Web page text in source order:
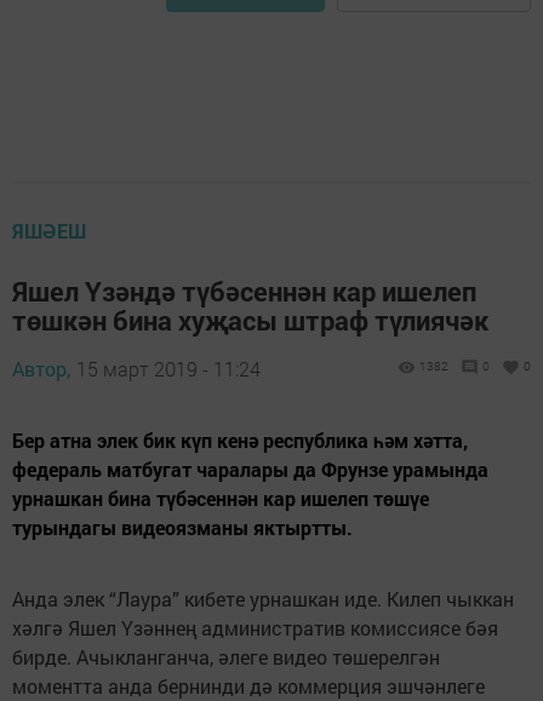
ЯШӘЕШ
Яшел Үзәндә түбәсеннән кар ишелеп
төшкән бина хуҗасы штраф түлиячәк
Автор, 15 март 2019 - 11:24 1382 0 0
Бер атна элек бик күп кенә республика һәм хәтта,
федераль матбугат чаралары да Фрунзе урамында
урнашкан бина түбәсеннән кар ишелеп төшүе
турындагы видеоязманы яктыртты.
Анда элек “Лаура” кибете урнашкан иде. Килеп чыккан
хәлгә Яшел Үзәннең административ комиссиясе бәя
бирде. Ачыкланганча, әлеге видео төшерелгән
моментта анда бернинди дә коммерция эшчәнлеге